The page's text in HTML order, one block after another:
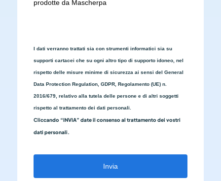
prodotte da Mascherpa
I dati verranno trattati sia con strumenti informatici sia su
supporti cartacei che su ogni altro tipo di supporto idoneo, nel
rispetto delle misure minime di sicurezza ai sensi del General
Data Protection Regulation, GDPR, Regolamento (UE) n.
2016/679, relativo alla tutela delle persone e di altri soggetti
rispetto al trattamento dei dati personali.
Cliccando “INVIA” date il consenso al trattamento dei vostri
dati personali.
Invia